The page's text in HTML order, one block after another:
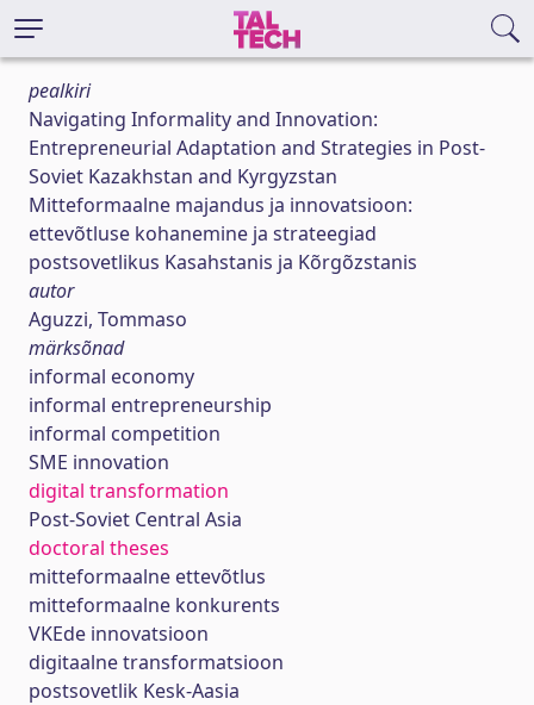
pealkiri
Navigating Informality and Innovation:
Entrepreneurial Adaptation and Strategies in Post-
Soviet Kazakhstan and Kyrgyzstan
Mitteformaalne majandus ja innovatsioon:
ettevõtluse kohanemine ja strateegiad
postsovetlikus Kasahstanis ja Kõrgõzstanis
autor
Aguzzi, Tommaso
märksõnad
informal economy
informal entrepreneurship
informal competition
SME innovation
digital transformation
Post-Soviet Central Asia
doctoral theses
mitteformaalne ettevõtlus
mitteformaalne konkurents
VKEde innovatsioon
digitaalne transformatsioon
postsovetlik Kesk-Aasia